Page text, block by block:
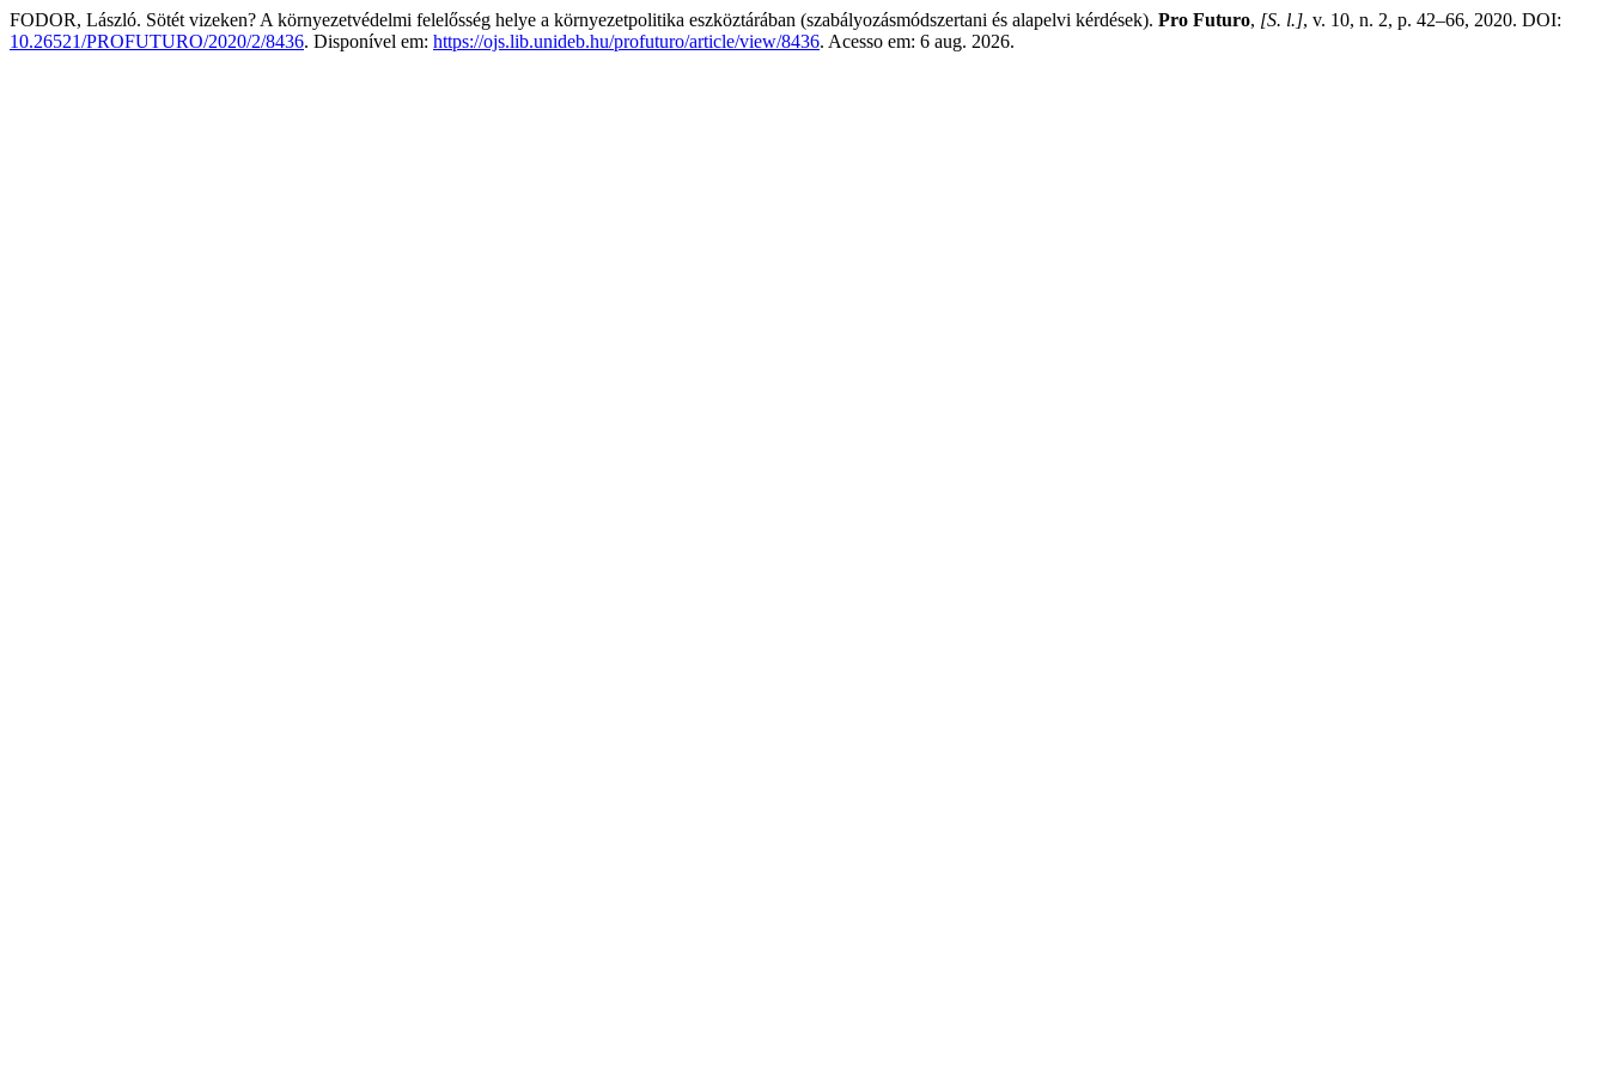
FODOR, László. Sötét vizeken? A környezetvédelmi felelősség helye a környezetpolitika eszköztárában (szabályozásmódszertani és alapelvi kérdések). Pro Futuro, [S. l.], v. 10, n. 2, p. 42–66, 2020. DOI:
10.26521/PROFUTURO/2020/2/8436. Disponível em: https://ojs.lib.unideb.hu/profuturo/article/view/8436. Acesso em: 6 aug. 2026.